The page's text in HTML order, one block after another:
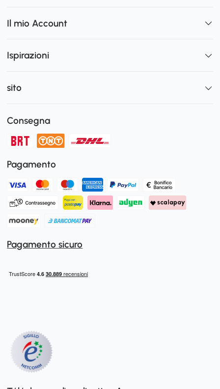
Il mio Account
Ispirazioni
sito
Consegna
Pagamento
Pagamento sicuro